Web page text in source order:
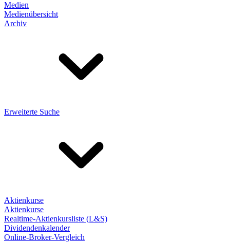
Medien
Medienübersicht
Archiv
Erweiterte Suche
Aktienkurse
Aktienkurse
Realtime-Aktienkursliste (L&S)
Dividendenkalender
Online-Broker-Vergleich